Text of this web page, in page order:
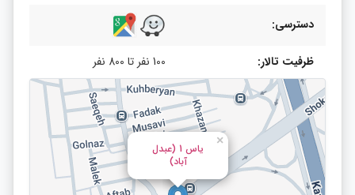
دسترسی:
ظرفیت تالار: 100 نفر تا 800 نفر
یاس 1 (عبدل
آباد)
×